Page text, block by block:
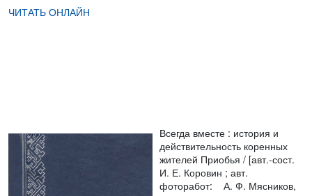
ЧИТАТЬ ОНЛАЙН
Всегда вместе : история и
действительность коренных
жителей Приобья / [авт.-сост.
И. Е. Коровин ; авт.
фоторабот: А. Ф. Мясников,